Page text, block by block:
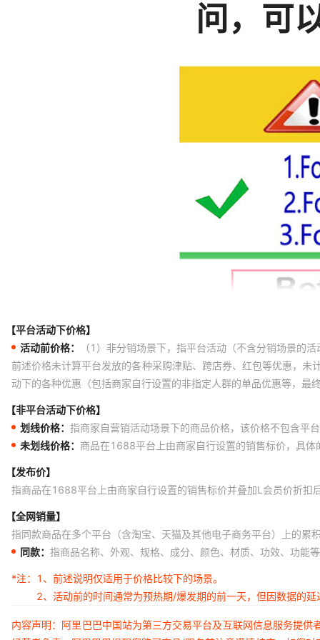
【平台活动下价格】
活动前价格：
（1）非分销场景下，指平台活动（不含分销场景的
前述价格未计算平台发放的各种采购津贴、跨店券、红包等优惠，
动下的各种优惠（包括商家自行设置的非指定人群的单品优惠等，
【非平台活动下价格】
划线价格： 指商家自营销活动场景下的商品价格，该价格不包含平
未划线价格： 商品在1688平台上由商家自行设置的销售标价，具
【发布价】
指商品在1688平台上由商家自行设置的销售标价并叠加L会员价折扣
【全网销量】
指同款商品在多个平台（含淘宝、天猫及其他电子商务平台）上的累
同款： 指商品名称、外观、规格、成分、颜色、材质、功效、功能
*注：
1、前述说明仅适用于价格比较下的场景。
2、活动前的时间通常为预热期/爆发期的前一天，但因数据的
内容声明：阿里巴巴中国站为第三方交易平台及互联网信息服务提